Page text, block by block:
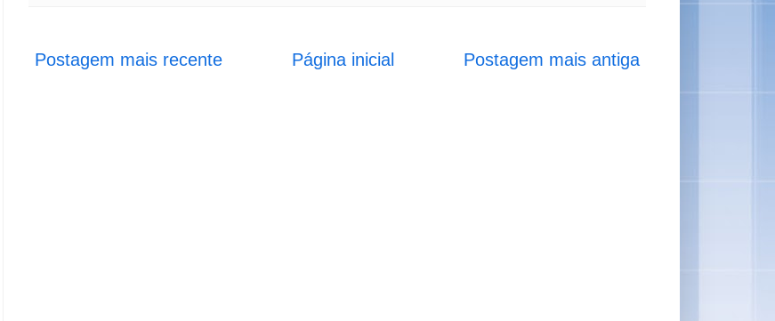
Postagem mais recente Postagem mais antiga
Página inicial